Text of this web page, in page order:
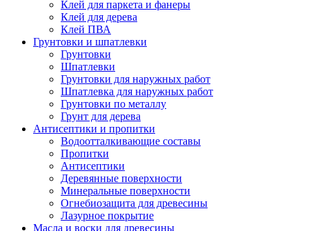
Клей для паркета и фанеры
Клей для дерева
Клей ПВА
Грунтовки и шпатлевки
Грунтовки
Шпатлевки
Грунтовки для наружных работ
Шпатлевка для наружных работ
Грунтовки по металлу
Грунт для дерева
Антисептики и пропитки
Водоотталкивающие составы
Пропитки
Антисептики
Деревянные поверхности
Минеральные поверхности
Огнебиозащита для древесины
Лазурное покрытие
Масла и воски для древесины